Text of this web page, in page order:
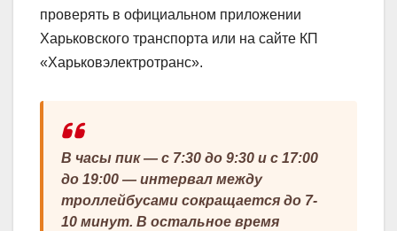
проверять в официальном приложении
Харьковского транспорта или на сайте КП
«Харьковэлектротранс».
В часы пик — с 7:30 до 9:30 и с 17:00
до 19:00 — интервал между
троллейбусами сокращается до 7-
10 минут. В остальное время